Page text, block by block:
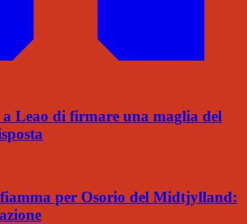
Leao di firmare una maglia del
per Osorio del Midtjylland: